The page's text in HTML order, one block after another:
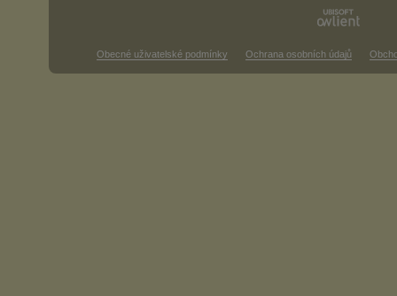
Obecné uživatelské podmínky Ochrana osobních údajů